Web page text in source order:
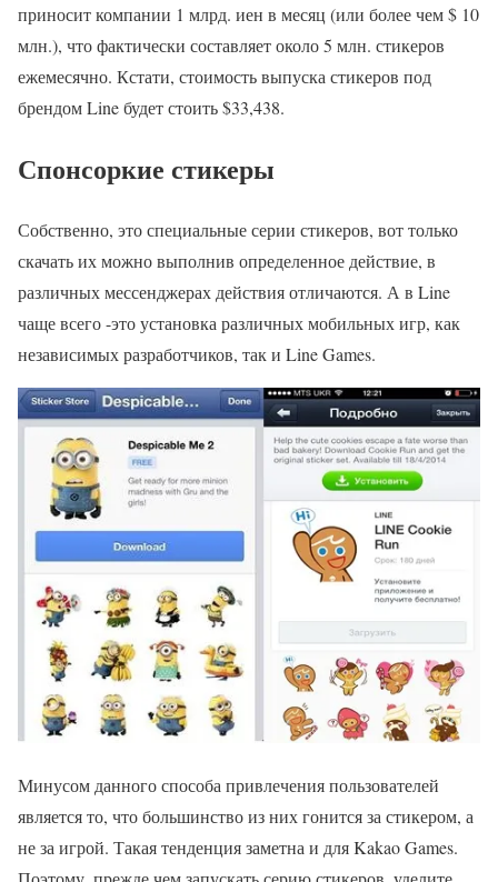
приносит компании 1 млрд. иен в месяц (или более чем $ 10
млн.), что фактически составляет около 5 млн. стикеров
ежемесячно. Кстати, стоимость выпуска стикеров под
брендом Line будет стоить $33,438.
Спонсоркие стикеры
Собственно, это специальные серии стикеров, вот только
скачать их можно выполнив определенное действие, в
различных мессенджерах действия отличаются. А в Line
чаще всего -это установка различных мобильных игр, как
независимых разработчиков, так и Line Games.
Минусом данного способа привлечения пользователей
является то, что большинство из них гонится за стикером, а
не за игрой. Такая тенденция заметна и для Kakao Games.